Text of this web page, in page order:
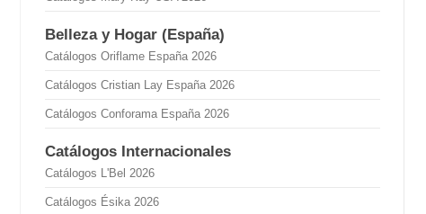
Belleza y Hogar (España)
Catálogos Oriflame España 2026
Catálogos Cristian Lay España 2026
Catálogos Conforama España 2026
Catálogos Internacionales
Catálogos L'Bel 2026
Catálogos Ésika 2026